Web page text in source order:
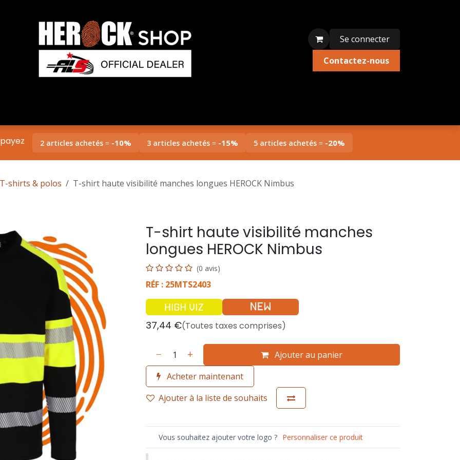
Se connecter
Contactez-nous
2 articles achetés = -10% 3 articles achetés = -15% 5 articles achetés = -20%
T-shirts & polos T-shirt haute visibilité manches longues HEROCK Nimbus
T-shirt haute visibilité manches
longues HEROCK Nimbus
(0 avis)
RÉF : 25MTS2403
37,44 €(Toutes taxes comprises)
Ajouter au panier
Acheter maintenant
Ajouter à la liste de souhaits
Vous souhaitez ajouter votre logo ? Personnaliser ce produit